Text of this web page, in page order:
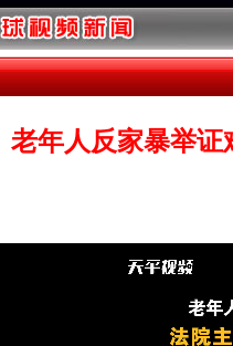
老年人反家暴举证